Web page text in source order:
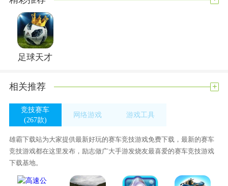
足球天才
相关推荐 +
竞技赛车
(267款)
网络游戏
游戏工具
雄霸下载站为大家提供最新好玩的赛车竞技游戏免费下载，最新的赛车
竞技游戏都在这里发布，励志做广大手游发烧友最喜爱的赛车竞技游戏
下载基地。